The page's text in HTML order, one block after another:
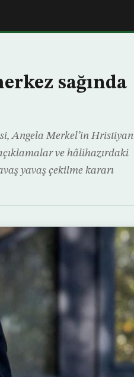
sağında
Angela Merkel’in Hristiyan
ve hâlihazırdaki
yavaş çekilme kararı